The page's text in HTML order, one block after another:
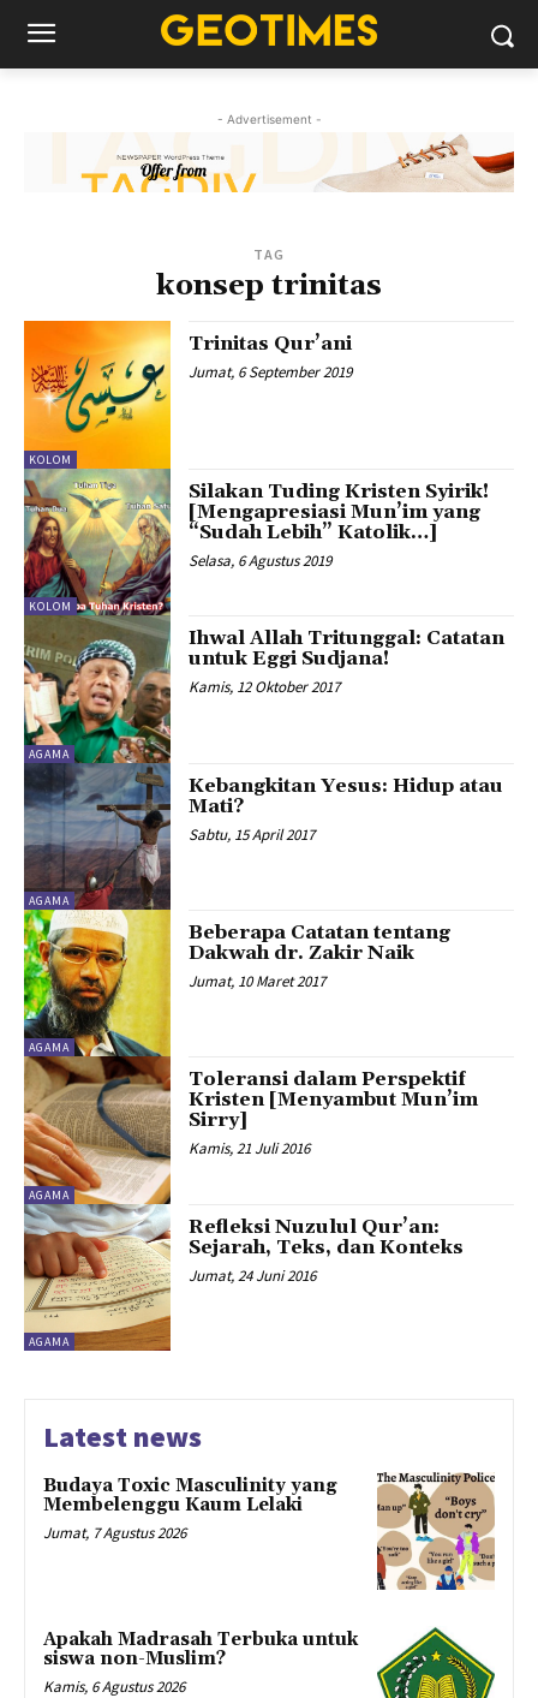
- Advertisement -
TAG
konsep trinitas
KOLOM
Trinitas Qur’ani
Jumat, 6 September 2019
KOLOM
Silakan Tuding Kristen Syirik!
[Mengapresiasi Mun’im yang
“Sudah Lebih” Katolik…]
Selasa, 6 Agustus 2019
AGAMA
Ihwal Allah Tritunggal: Catatan
untuk Eggi Sudjana!
Kamis, 12 Oktober 2017
AGAMA
Kebangkitan Yesus: Hidup atau
Mati?
Sabtu, 15 April 2017
AGAMA
Beberapa Catatan tentang
Dakwah dr. Zakir Naik
Jumat, 10 Maret 2017
AGAMA
Toleransi dalam Perspektif
Kristen [Menyambut Mun’im
Sirry]
Kamis, 21 Juli 2016
AGAMA
Refleksi Nuzulul Qur’an:
Sejarah, Teks, dan Konteks
Jumat, 24 Juni 2016
Latest news
Budaya Toxic Masculinity yang
Membelenggu Kaum Lelaki
Jumat, 7 Agustus 2026
Apakah Madrasah Terbuka untuk
siswa non-Muslim?
Kamis, 6 Agustus 2026